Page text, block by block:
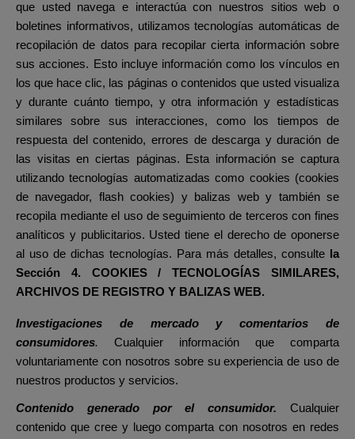
que usted navega e interactúa con nuestros sitios web o
boletines informativos, utilizamos tecnologías automáticas de
recopilación de datos para recopilar cierta información sobre
sus acciones. Esto incluye información como los vínculos en
los que hace clic, las páginas o contenidos que usted visualiza
y durante cuánto tiempo, y otra información y estadísticas
similares sobre sus interacciones, como los tiempos de
respuesta del contenido, errores de descarga y duración de
las visitas en ciertas páginas. Esta información se captura
utilizando tecnologías automatizadas como cookies (cookies
de navegador, flash cookies) y balizas web y también se
recopila mediante el uso de seguimiento de terceros con fines
analíticos y publicitarios. Usted tiene el derecho de oponerse
al uso de dichas tecnologías. Para más detalles, consulte
la
Sección 4. COOKIES / TECNOLOGÍAS SIMILARES,
ARCHIVOS DE REGISTRO Y BALIZAS WEB.
Investigaciones de mercado y comentarios de
consumidores. Cualquier información que comparta
voluntariamente con nosotros sobre su experiencia de uso de
nuestros productos y servicios.
Contenido generado por el consumidor. Cualquier
contenido que cree y luego comparta con nosotros en redes